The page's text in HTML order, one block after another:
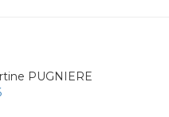
PUGNIERE